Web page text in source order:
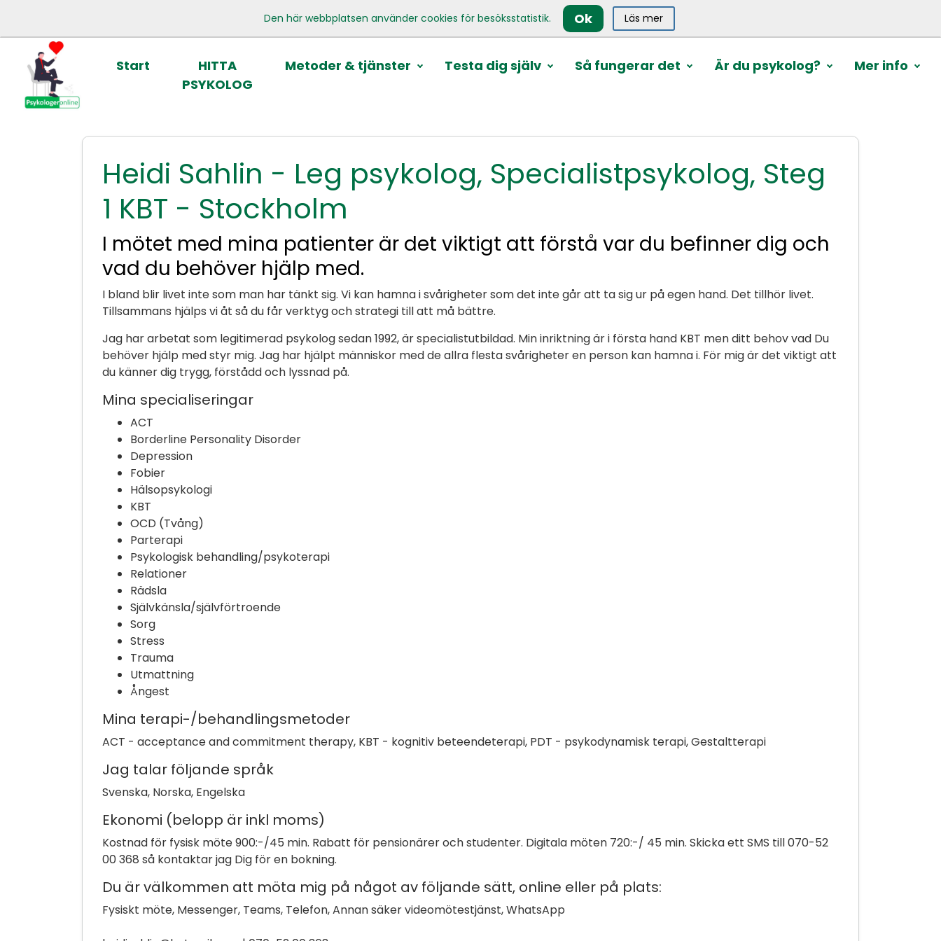
Den här webbplatsen använder cookies för besöksstatistik. Ok Läs mer
Start
HITTA
PSYKOLOG
Metoder & tjänster Testa dig själv Så fungerar det Är du psykolog? Mer info
Heidi Sahlin - Leg psykolog, Specialistpsykolog, Steg
1 KBT - Stockholm
I mötet med mina patienter är det viktigt att förstå var du befinner dig och
vad du behöver hjälp med.
I bland blir livet inte som man har tänkt sig. Vi kan hamna i svårigheter som det inte går att ta sig ur på egen hand. Det tillhör livet.
Tillsammans hjälps vi åt så du får verktyg och strategi till att må bättre.
Jag har arbetat som legitimerad psykolog sedan 1992, är specialistutbildad. Min inriktning är i första hand KBT men ditt behov vad Du
behöver hjälp med styr mig. Jag har hjälpt människor med de allra flesta svårigheter en person kan hamna i. För mig är det viktigt att
du känner dig trygg, förstådd och lyssnad på.
Mina specialiseringar
ACT
Borderline Personality Disorder
Depression
Fobier
Hälsopsykologi
KBT
OCD (Tvång)
Parterapi
Psykologisk behandling/psykoterapi
Relationer
Rädsla
Självkänsla/självförtroende
Sorg
Stress
Trauma
Utmattning
Ångest
Mina terapi-/behandlingsmetoder
ACT - acceptance and commitment therapy, KBT - kognitiv beteendeterapi, PDT - psykodynamisk terapi, Gestaltterapi
Jag talar följande språk
Svenska, Norska, Engelska
Ekonomi (belopp är inkl moms)
Kostnad för fysisk möte 900:-/45 min. Rabatt för pensionärer och studenter. Digitala möten 720:-/ 45 min. Skicka ett SMS till 070-52
00 368 så kontaktar jag Dig för en bokning.
Du är välkommen att möta mig på något av följande sätt, online eller på plats:
Fysiskt möte, Messenger, Teams, Telefon, Annan säker videomötestjänst, WhatsApp